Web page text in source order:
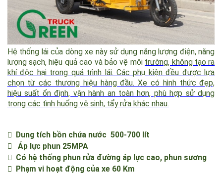
Hệ thống lái của dòng xe này sử dụng năng lượng điện, năng
lượng sạch, hiệu quả cao và bảo vệ môitrường, không tạo ra
hiệu suất ổn định, vận hành an toàn hơn, phù hợp sử dụng
trong các tình huống vệ sinh, tẩy rửa khác nhau.